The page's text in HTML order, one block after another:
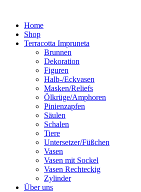
springenHome
Shop
Terracotta Impruneta
Brunnen
Dekoration
Figuren
Halb-/Eckvasen
Masken/Reliefs
Ölkrüge/Amphoren
Pinienzapfen
Säulen
Schalen
Tiere
Untersetzer/Füßchen
Vasen
Vasen mit Sockel
Vasen Rechteckig
Zylinder
Über uns